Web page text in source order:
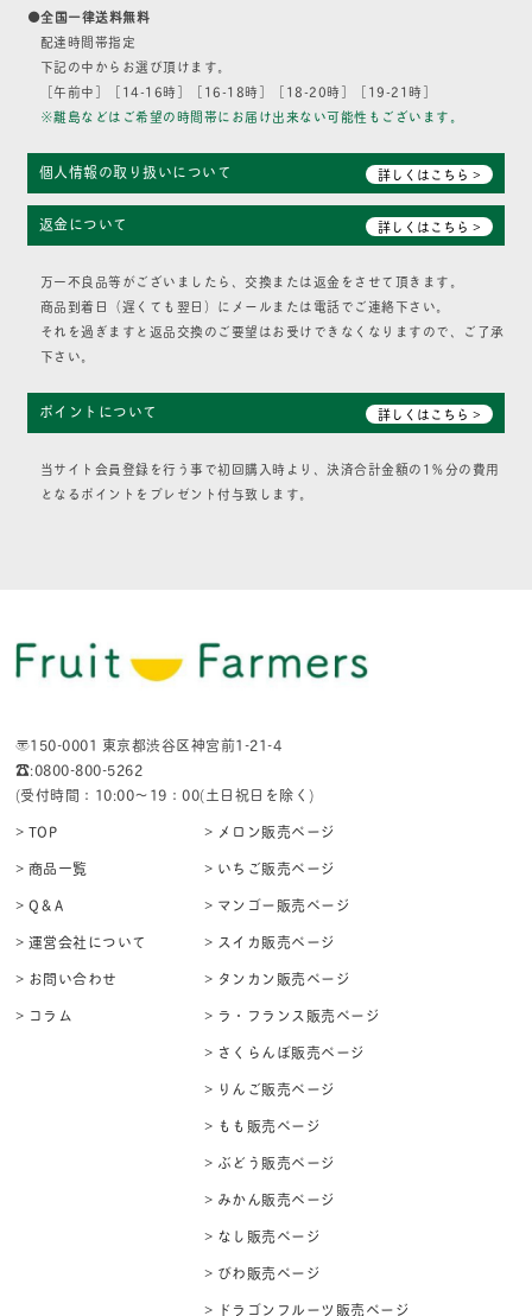
●全国一律送料無料
配達時間帯指定
下記の中からお選び頂けます。
［午前中］［14-16時］［16-18時］［18-20時］［19-21時］
※離島などはご希望の時間帯にお届け出来ない可能性もございます。
個人情報の取り扱いについて 詳しくはこちら >
返金について 詳しくはこちら >
万一不良品等がございましたら、交換または返金をさせて頂きます。
商品到着日（遅くても翌日）にメールまたは電話でご連絡下さい。
それを過ぎますと返品交換のご要望はお受けできなくなりますので、ご了承
下さい。
ポイントについて 詳しくはこちら >
当サイト会員登録を行う事で初回購入時より、決済合計金額の1％分の費用
となるポイントをプレゼント付与致します。
〒150-0001 東京都渋谷区神宮前1-21-4
☎:0800-800-5262
(受付時間：10:00〜19：00(土日祝日を除く)
> TOP
> 商品一覧
> Q＆A
> 運営会社について
> お問い合わせ
> コラム
> メロン販売ページ
> いちご販売ページ
> マンゴー販売ページ
> スイカ販売ページ
> タンカン販売ページ
> ラ・フランス販売ページ
> さくらんぼ販売ページ
> りんご販売ページ
> もも販売ページ
> ぶどう販売ページ
> みかん販売ページ
> なし販売ページ
> びわ販売ページ
> ドラゴンフルーツ販売ページ